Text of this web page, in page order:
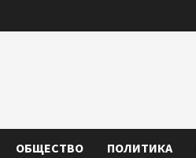
ОБЩЕСТВО ПОЛИТИКА